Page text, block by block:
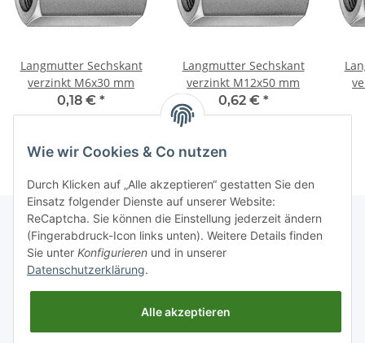
Langmutter Sechskant
verzinkt M6x30 mm
0,18 € *
Langmutter Sechskant
verzinkt M12x50 mm
0,62 € *
Informationen
Wie wir Cookies & Co nutzen
Durch Klicken auf „Alle akzeptieren“ gestatten Sie den
Einsatz folgender Dienste auf unserer Website:
ReCaptcha. Sie können die Einstellung jederzeit ändern
(Fingerabdruck-Icon links unten). Weitere Details finden
Sie unter Konfigurieren und in unserer
Datenschutzerklärung.
Alle akzeptieren